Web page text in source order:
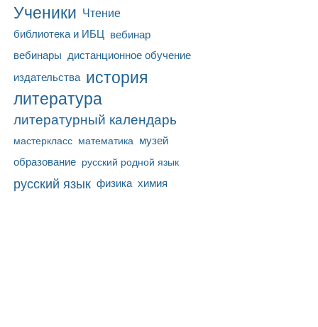
Ученики Чтение
библиотека и ИБЦ вебинар
вебинары дистанционное обучение
издательства история
литература
литературный календарь
мастеркласс математика музей
образование русский родной язык
русский язык физика химия